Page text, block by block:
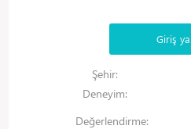
Giriş
Şehir:
Deneyim:
Değerlendirme: